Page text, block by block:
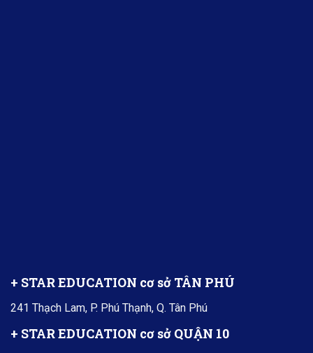
+ STAR EDUCATION cơ sở TÂN PHÚ
241 Thạch Lam, P. Phú Thạnh, Q. Tân Phú
+ STAR EDUCATION cơ sở QUẬN 10